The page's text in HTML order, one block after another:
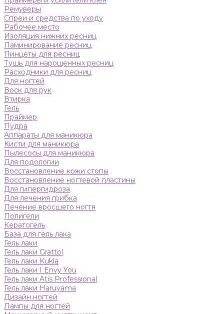
Ремуверы
Спреи и средства по уходу
Рабочее место
Изоляция нижних ресниц
Ламинирование ресниц
Пинцеты для ресниц
Тушь для нарощенных ресниц
Расходники для ресниц
Для ногтей
Воск для рук
Втирка
Гель
Праймер
Пудра
Аппараты для маникюра
Кисти для маникюра
Пылесосы для маникюра
Для подологии
Восстановление кожи стопы
Восстановление ногтевой пластины
Для гипергидроза
Для лечения грибка
Лечение вросшего ногтя
Полигели
Кератогель
База для гель лака
Гель лаки
Гель лаки Grattol
Гель лаки Kukla
Гель лаки I Envy You
Гель лаки Atis Professional
Гель лаки Haruyama
Дизайн ногтей
Лампы для ногтей